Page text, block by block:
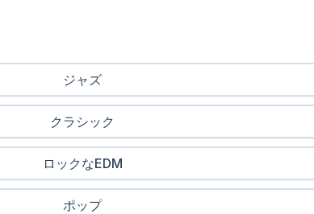
ジャズ
クラシック
ロックなEDM
ポップ